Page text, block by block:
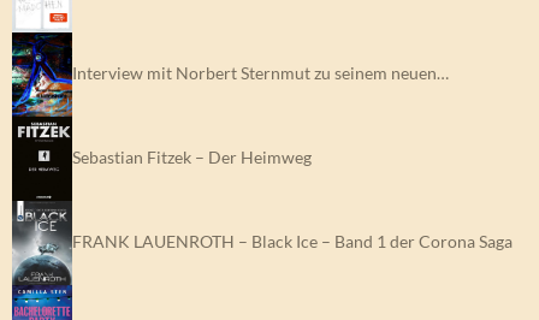
Interview mit Norbert Sternmut zu seinem neuen…
Sebastian Fitzek – Der Heimweg
FRANK LAUENROTH – Black Ice – Band 1 der Corona Saga